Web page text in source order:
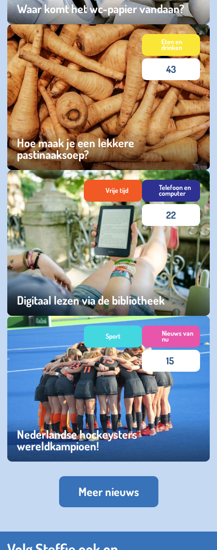
Waar komt het wc-papier vandaan?
zondag 17 mei 2026
Hoe maak je een lekkere
pastinaaksoep?
dinsdag 28 oktober 2025
Eten en
drinken
43
Digitaal lezen via de bibliotheek
zaterdag 22 maart 2025
Vrije tijd Telefoon en
computer
22
Nederlandse hockeysters
wereldkampioen!
Sport Nieuws van
nu
15
Meer nieuws